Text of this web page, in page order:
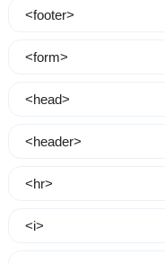
<footer>
<form>
<head>
<header>
<hr>
<i>